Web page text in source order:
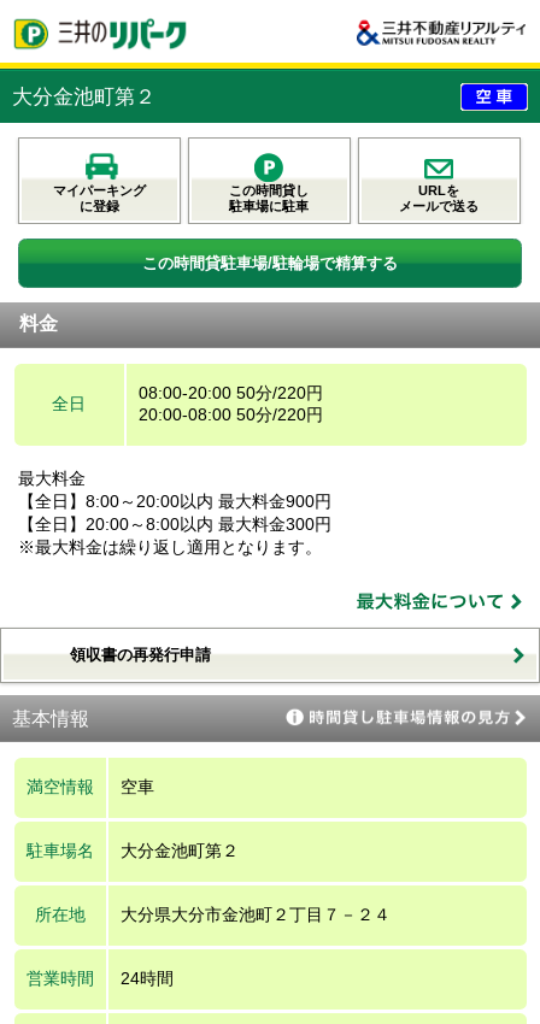
大分金池町第２
マイパーキング
に登録
この時間貸し
駐車場に駐車
URLを
メールで送る
この時間貸駐車場/駐輪場で精算する
料金
全日
08:00-20:00 50分/220円
20:00-08:00 50分/220円
最大料金
【全日】8:00～20:00以内 最大料金900円
【全日】20:00～8:00以内 最大料金300円
※最大料金は繰り返し適用となります。
領収書の再発行申請
基本情報
満空情報 空車
駐車場名 大分金池町第２
所在地 大分県大分市金池町２丁目７－２４
営業時間 24時間